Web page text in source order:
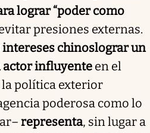
lograr “poder como
presiones externas.
intereses chinoslograr un
actor influyente en el
política exterior
poderosa como lo
representa, sin lugar a